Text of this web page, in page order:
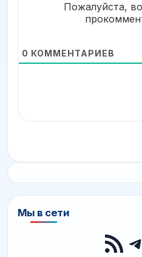
Пожалуйста,
0 КОММЕНТАРИЕВ
Мы в сети
RSS-